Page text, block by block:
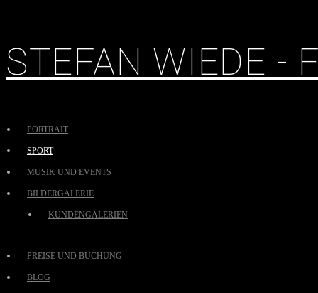
STEFAN WIEDE -
PORTRAIT
SPORT
MUSIK UND EVENTS
BILDERGALERIE
KUNDENGALERIEN
PREISE UND BUCHUNG
BLOG